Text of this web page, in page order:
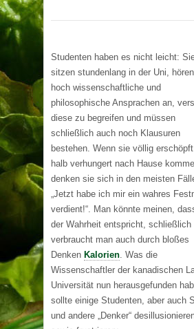
Studenten haben es nicht leicht:
sitzen stundenlang in der Uni,
hoch wissenschaftliche und
philosophische Ansprachen an,
diese zu begreifen und müssen
schließlich auch noch Klausuren
bestehen. Wenn sie völlig
halb verhungert nach Hause
denken sie sich in den meisten
„Jetzt habe ich mir ein wahres
verdient!“. Man könnte meinen,
der Wahrheit entspricht, schließlich
verbraucht man auch durch bloßes
Denken Kalorien . Was die
Wissenschaftler der kanadischen
Universität nun herausgefunden
sollte einige Studenten, aber auch
und andere „Denker“